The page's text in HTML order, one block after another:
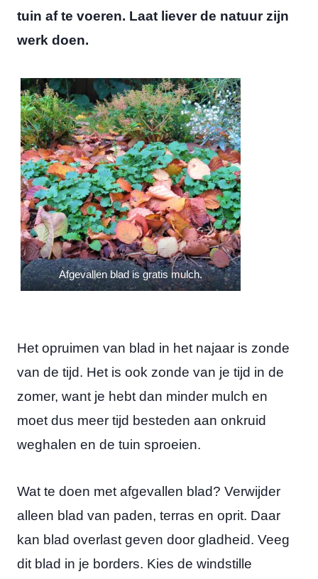
tuin af te voeren. Laat liever de natuur zijn
werk doen.
Afgevallen blad is gratis mulch.
Het opruimen van blad in het najaar is zonde
van de tijd. Het is ook zonde van je tijd in de
zomer, want je hebt dan minder mulch en
moet dus meer tijd besteden aan onkruid
weghalen en de tuin sproeien.
Wat te doen met afgevallen blad? Verwijder
alleen blad van paden, terras en oprit. Daar
kan blad overlast geven door gladheid. Veeg
dit blad in je borders. Kies de windstille